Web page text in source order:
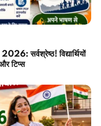
सर्वश्रेष्ठ! विद्यार्थियों
टिप्स